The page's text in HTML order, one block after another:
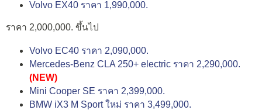
Volvo EX40 ราคา 1,990,000.
ราคา 2,000,000. ขึ้นไป
Volvo EC40 ราคา 2,090,000.
Mercedes-Benz CLA 250+ electric ราคา 2,290,000.
(NEW)
Mini Cooper SE ราคา 2,399,000.
BMW iX3 M Sport ใหม่ ราคา 3,499,000.